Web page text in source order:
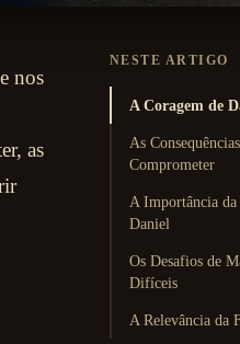
nos
as
NESTE ARTIGO
A Coragem de
As
Comprometer
A Importância
Daniel
Os Desafios de
Difíceis
A Relevância da